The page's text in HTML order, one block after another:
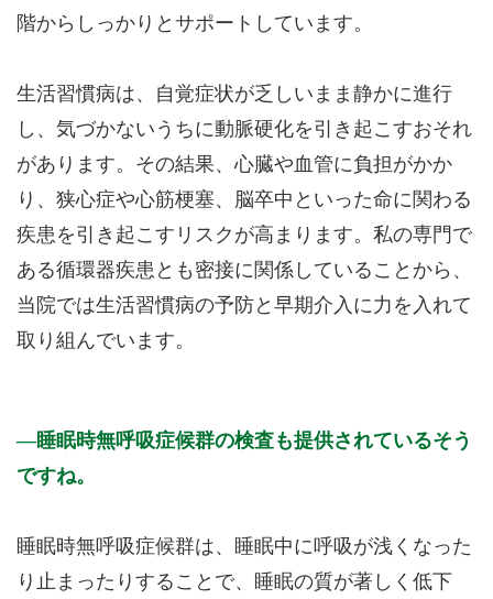
階からしっかりとサポートしています。
生活習慣病は、自覚症状が乏しいまま静かに進行
し、気づかないうちに動脈硬化を引き起こすおそれ
があります。その結果、心臓や血管に負担がかか
り、狭心症や心筋梗塞、脳卒中といった命に関わる
疾患を引き起こすリスクが高まります。私の専門で
ある循環器疾患とも密接に関係していることから、
当院では生活習慣病の予防と早期介入に力を入れて
取り組んでいます。
睡眠時無呼吸症候群の検査も提供されているそう
ですね。
睡眠時無呼吸症候群は、睡眠中に呼吸が浅くなった
り止まったりすることで、睡眠の質が著しく低下